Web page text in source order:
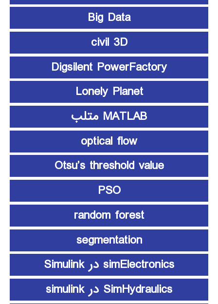
Big Data
civil 3D
Digsilent PowerFactory
Lonely Planet
MATLAB متلب
optical flow
Otsu’s threshold value
PSO
random forest
segmentation
simElectronics در Simulink
SimHydraulics در simulink